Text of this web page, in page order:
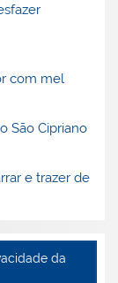
com mel
São Cipriano
e trazer de
da